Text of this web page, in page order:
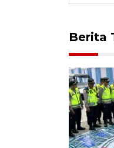
Berita